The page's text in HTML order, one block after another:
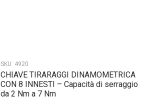
SKU: 4920
CHIAVE TIRARAGGI DINAMOMETRICA
CON 8 INNESTI – Capacità di serraggio
da 2 Nm a 7 Nm